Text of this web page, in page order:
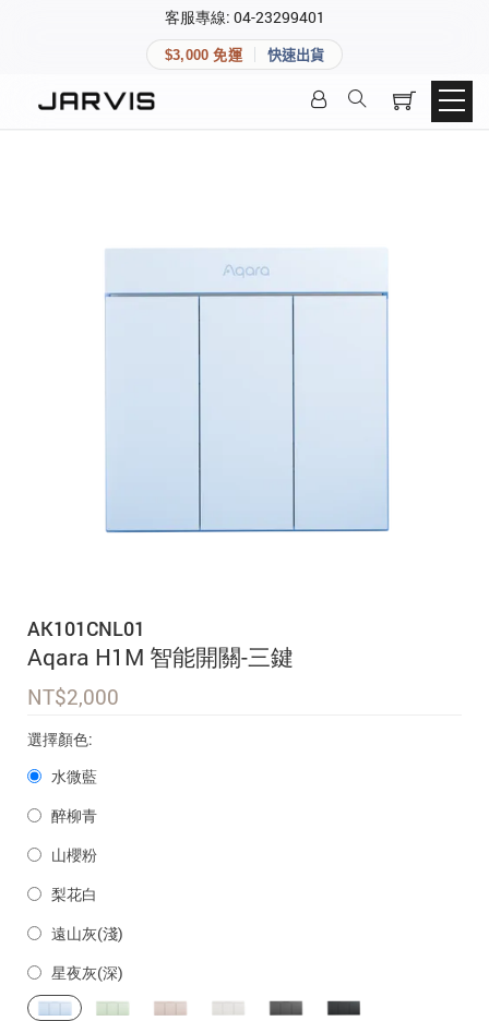
客服專線: 04-23299401
$3,000 免運 快速出貨
AK101CNL01
Aqara H1M 智能開關-三鍵
NT$2,000
選擇顏色:
水微藍
醉柳青
山櫻粉
梨花白
遠山灰(淺)
星夜灰(深)
快速連結
登入後可查看訂單、會員資料與收藏清單。
會員資料管理
加入 JARVIS VIP